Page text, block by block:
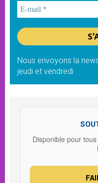
Nous envoyons la
jeudi et vendredi
Disponible pour